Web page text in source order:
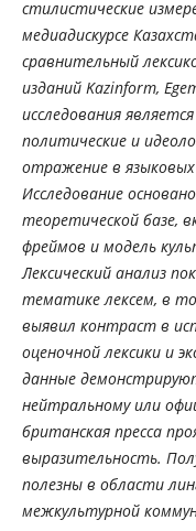
стилистические
медиадискурсе
сравнительный
изданий Kazinform,
исследования
политические и
отражение в
Исследование
теоретической базе,
фреймов и модель
Лексический анализ
тематике лексем, в
выявил контраст в
оценочной лексики и
данные
нейтральному или
британская пресса
выразительность.
полезны в области
межкультурной